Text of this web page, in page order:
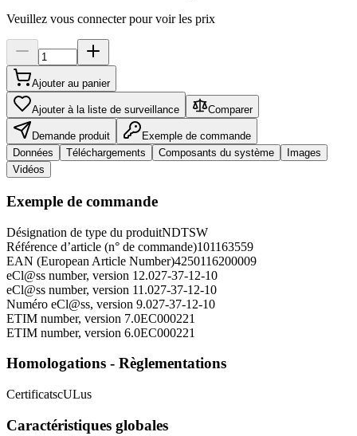
Veuillez vous connecter pour voir les prix
Ajouter au panier
Ajouter à la liste de surveillance Comparer
Demande produit
Exemple de commande
Données
Téléchargements Composants du système
Images
Vidéos
Exemple de commande
Désignation de type du produitNDTSW
Référence d’article (n° de commande)101163559
EAN (European Article Number)4250116200009
eCl@ss number, version 12.027-37-12-10
eCl@ss number, version 11.027-37-12-10
Numéro eCl@ss, version 9.027-37-12-10
ETIM number, version 7.0EC000221
ETIM number, version 6.0EC000221
Homologations - Règlementations
CertificatscULus
Caractéristiques globales